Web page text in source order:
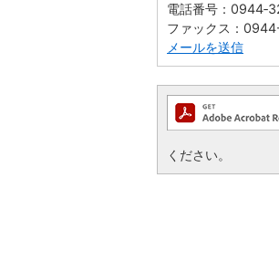
電話番号：
ファックス：
メールを送信
ください。